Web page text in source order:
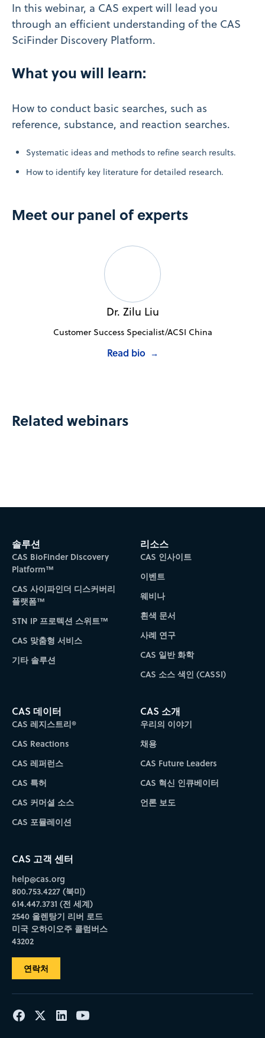
In this webinar, a CAS expert will lead you
through an efficient understanding of the CAS
SciFinder Discovery Platform.
What you will learn:
How to conduct basic searches, such as
reference, substance, and reaction searches.
Systematic ideas and methods to refine search results.
How to identify key literature for detailed research.
Meet our panel of experts
Dr. Zilu Liu
Customer Success Specialist/ACSI China
Read bio →
Related webinars
솔루션
CAS BioFinder Discovery
Platform™
CAS 사이파인더 디스커버리
플랫폼™
STN IP 프로텍션 스위트™
CAS 맞춤형 서비스
기타 솔루션
리소스
CAS 인사이트
이벤트
웨비나
흰색 문서
사례 연구
CAS 일반 화학
CAS 소스 색인 (CASSI)
CAS 데이터
CAS 레지스트리®
CAS Reactions
CAS 레퍼런스
CAS 특허
CAS 커머셜 소스
CAS 포뮬레이션
CAS 소개
우리의 이야기
채용
CAS Future Leaders
CAS 혁신 인큐베이터
언론 보도
CAS 고객 센터
help@cas.org
800.753.4227 (북미)
614.447.3731 (전 세계)
2540 올렌탕기 리버 로드
미국 오하이오주 콜럼버스
43202
연락처